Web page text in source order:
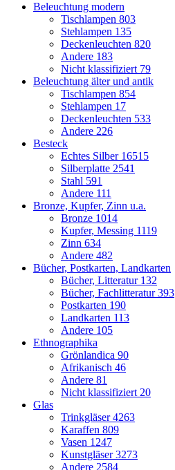
Beleuchtung modern
Tischlampen 803
Stehlampen 135
Deckenleuchten 820
Andere 183
Nicht klassifiziert 79
Beleuchtung älter und antik
Tischlampen 854
Stehlampen 17
Deckenleuchten 533
Andere 226
Besteck
Echtes Silber 16515
Silberplatte 2541
Stahl 591
Andere 111
Bronze, Kupfer, Zinn u.a.
Bronze 1014
Kupfer, Messing 1119
Zinn 634
Andere 482
Bücher, Postkarten, Landkarten
Bücher, Litteratur 132
Bücher, Fachlitteratur393
Postkarten 190
Landkarten 113
Andere 105
Ethnographika
Grönlandica 90
Afrikanisch 46
Andere 81
Nicht klassifiziert 20
Glas
Trinkgläser4263
Karaffen 809
Vasen 1247
Kunstgläser3273
Andere 2584